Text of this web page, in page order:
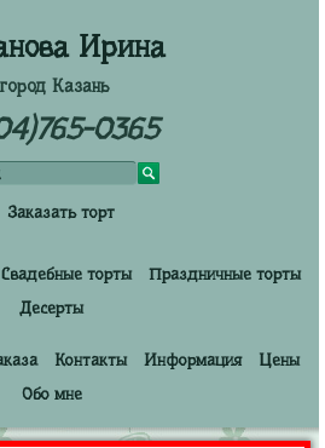
Ирина
город Казань
0365
Заказать торт
Свадебные торты
Праздничные торты
Десерты
Контакты Информация
Цены
Обо мне